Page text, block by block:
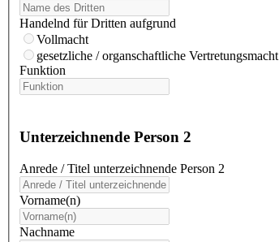
Handelnd für Dritten aufgrund
Vollmacht
gesetzliche / organschaftliche Vertretungsmacht
Funktion
Unterzeichnende Person 2
Anrede / Titel unterzeichnende Person 2
Vorname(n)
Nachname